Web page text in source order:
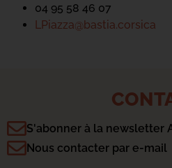
04 95 58 46 07
LPiazza@bastia.corsica
S'abonner à la newsletter
Nous contacter par e-mail